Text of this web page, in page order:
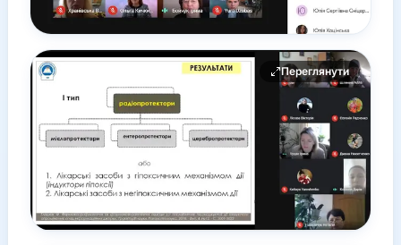
Переглянути